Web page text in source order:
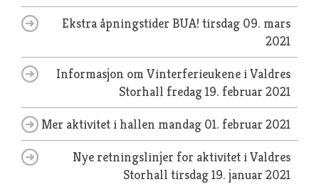
Ekstra åpningstider BUA! tirsdag 09. mars
2021
Informasjon om Vinterferieukene i Valdres
Storhall fredag 19. februar 2021
Mer aktivitet i hallen mandag 01. februar 2021
Nye retningslinjer for aktivitet i Valdres
Storhall tirsdag 19. januar 2021